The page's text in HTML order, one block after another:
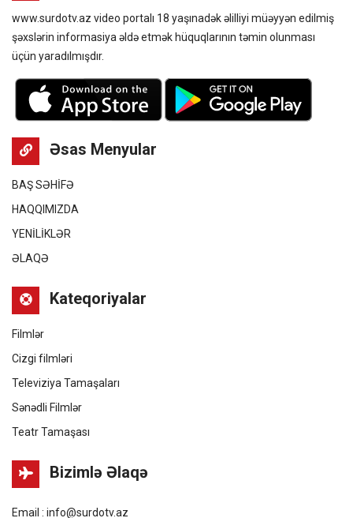
www.surdotv.az video portalı 18 yaşınadək əlilliyi müəyyən edilmiş
şəxslərin informasiya əldə etmək hüquqlarının təmin olunması
üçün yaradılmışdır.
Əsas Menyular
BAŞ SƏHİFƏ
HAQQIMIZDA
YENİLİKLƏR
ƏLAQƏ
Kateqoriyalar
Filmlər
Cizgi filmləri
Televiziya Tamaşaları
Sənədli Filmlər
Teatr Tamaşası
Bizimlə Əlaqə
Email : info@surdotv.az